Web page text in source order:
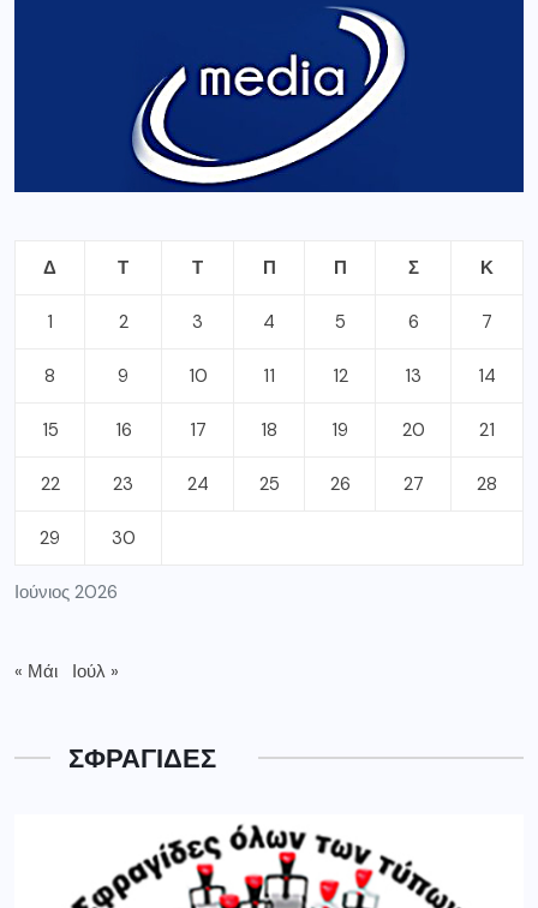
Ιούνιος 2026
Δ Τ Τ Π Π Σ Κ
1 2 3 4 5 6 7
8 9 10 11 12 13 14
15 16 17 18 19 20 21
22 23 24 25 26 27 28
29 30
« Μάι Ιούλ »
ΣΦΡΑΓΙΔΕΣ